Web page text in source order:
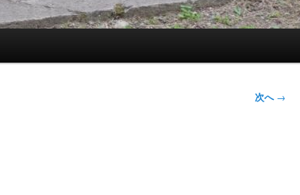
次へ→